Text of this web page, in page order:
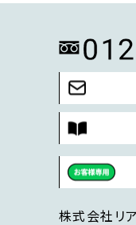
株式会社リ